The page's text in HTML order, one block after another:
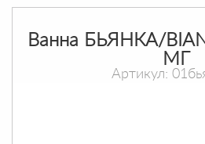
Ванна БЬЯНКА/
МГ
Артикул: